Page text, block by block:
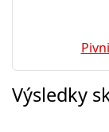
Výsledky